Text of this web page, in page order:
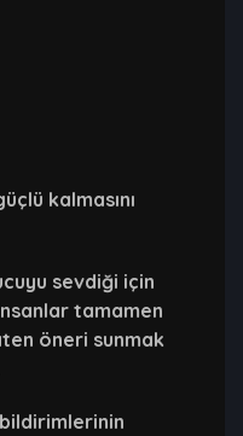
kalmasını
sevdiği için
tamamen
öneri sunmak